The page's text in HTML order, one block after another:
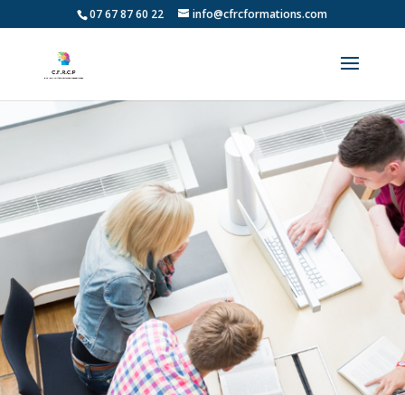
07 67 87 60 22 info@cfrcformations.com